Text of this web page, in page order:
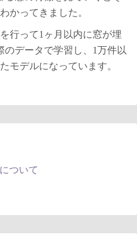
かってきました。
行って1ヶ月以内に窓が埋
のデータで学習し、1万件以
モデルになっています。
ついて